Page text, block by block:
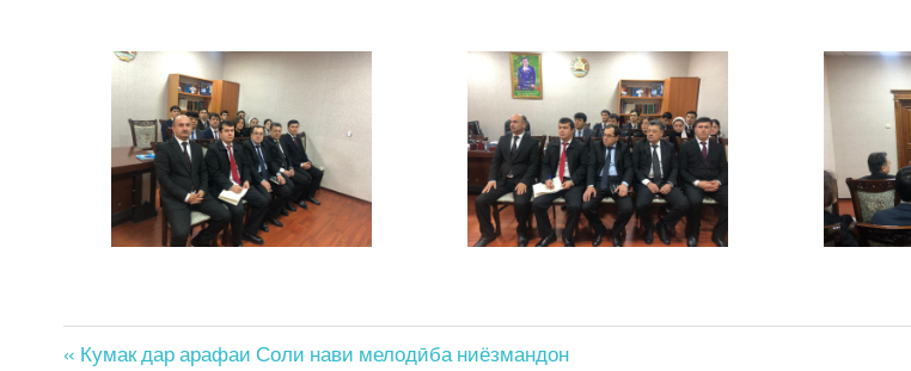
Post
« Кумак дар арафаи Соли нави мелодӣба ниёзмандон